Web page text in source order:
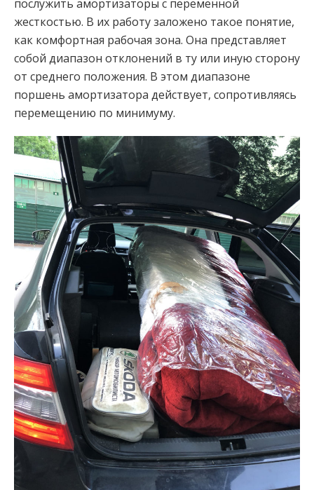
послужить амортизаторы с переменной
жесткостью. В их работу заложено такое понятие,
как комфортная рабочая зона. Она представляет
собой диапазон отклонений в ту или иную сторону
от среднего положения. В этом диапазоне
поршень амортизатора действует, сопротивляясь
перемещению по минимуму.